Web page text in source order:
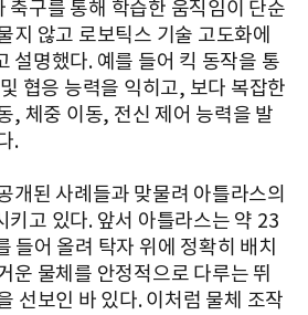
축구를 통해 학습한 움직임이 단순
지 않고 로보틱스 기술 고도화에
설명했다. 예를 들어 킥 동작을 통
협응 능력을 익히고, 보다 복잡한
, 체중 이동, 전신 제어 능력을 발
.
개된 사례들과 맞물려 아틀라스의
키고 있다. 앞서 아틀라스는 약 23
들어 올려 탁자 위에 정확히 배치
운 물체를 안정적으로 다루는 뛰
선보인 바 있다. 이처럼 물체 조작